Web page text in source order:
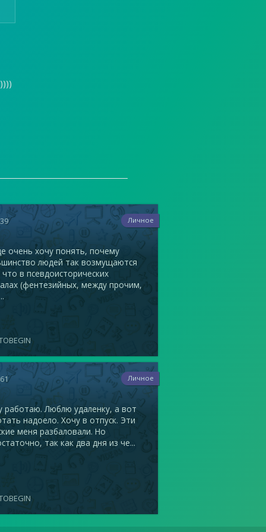
Личное
очень хочу понять, почему
людей так возмущаются
в псевдоисторических
(фентезийных, между прочим,
Личное
работаю. Люблю удаленку, а вот
надоело. Хочу в отпуск. Эти
меня разбаловали. Но
так как два дня из че...